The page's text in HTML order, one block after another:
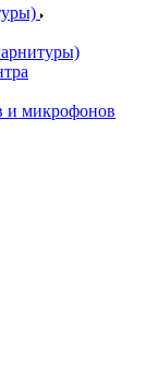
и микрофонов